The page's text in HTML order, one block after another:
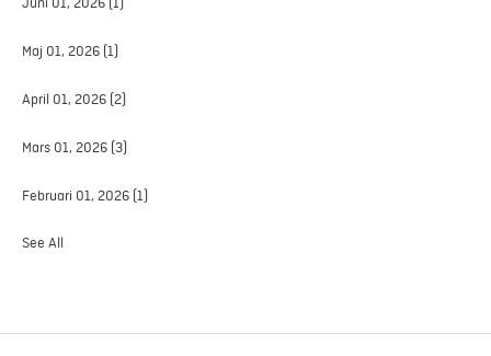
Maj 01, 2026 (1)
April 01, 2026 (2)
Mars 01, 2026 (3)
Februari 01, 2026 (1)
See All